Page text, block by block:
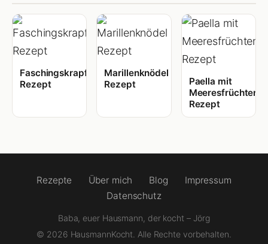
Faschingskrapfen
Rezept
Marillenknödel
Rezept
Paella mit
Meeresfrüchten
Rezept
Rezepte Über mich Blog
Impressum
Datenschutz
Baba, euer Hausmann, der kocht – Jörg
© 2026 HausmannKocht. Alle Rechte vorbehalten.